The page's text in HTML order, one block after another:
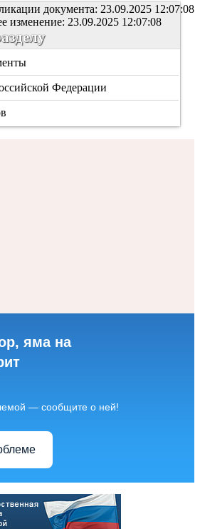
документа: 23.09.2025 12:07:08
изменение: 23.09.2025 12:07:08
Федерации
яма на
— сообщите о ней!